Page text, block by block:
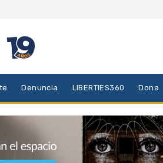
Denuncia LIBERTIES360 Dona